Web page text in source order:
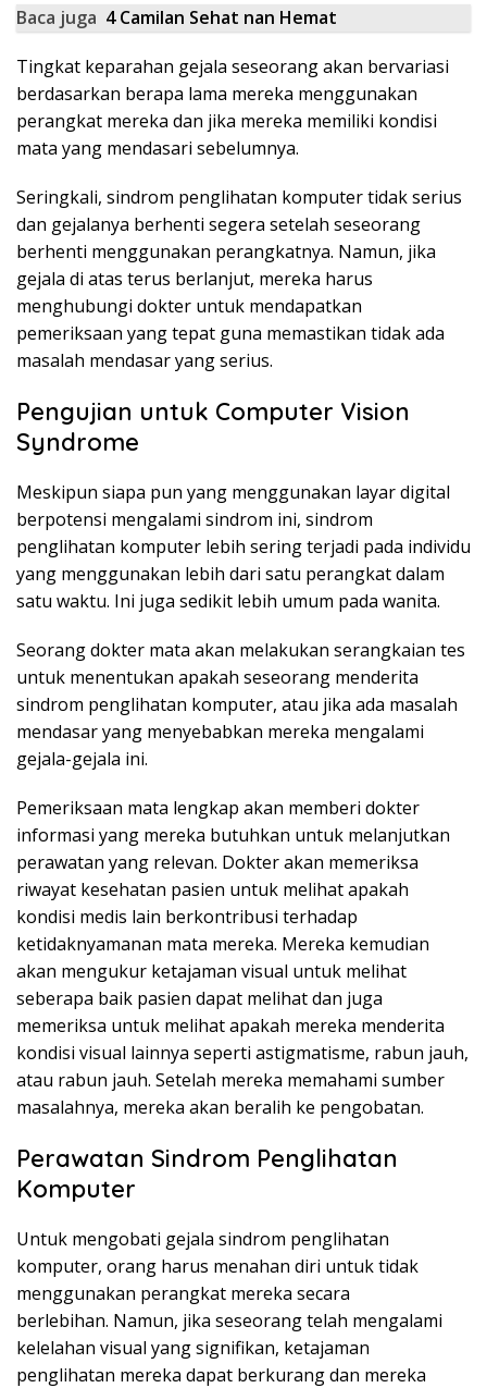
Baca juga 4 Camilan Sehat nan Hemat
Tingkat keparahan gejala seseorang akan bervariasi
berdasarkan berapa lama mereka menggunakan
perangkat mereka dan jika mereka memiliki kondisi
mata yang mendasari sebelumnya.
Seringkali, sindrom penglihatan komputer tidak serius
dan gejalanya berhenti segera setelah seseorang
berhenti menggunakan perangkatnya. Namun, jika
gejala di atas terus berlanjut, mereka harus
menghubungi dokter untuk mendapatkan
pemeriksaan yang tepat guna memastikan tidak ada
masalah mendasar yang serius.
Pengujian untuk Computer Vision
Syndrome
Meskipun siapa pun yang menggunakan layar digital
berpotensi mengalami sindrom ini, sindrom
penglihatan komputer lebih sering terjadi pada individu
yang menggunakan lebih dari satu perangkat dalam
satu waktu. Ini juga sedikit lebih umum pada wanita.
Seorang dokter mata akan melakukan serangkaian tes
untuk menentukan apakah seseorang menderita
sindrom penglihatan komputer, atau jika ada masalah
mendasar yang menyebabkan mereka mengalami
gejala-gejala ini.
Pemeriksaan mata lengkap akan memberi dokter
informasi yang mereka butuhkan untuk melanjutkan
perawatan yang relevan. Dokter akan memeriksa
riwayat kesehatan pasien untuk melihat apakah
kondisi medis lain berkontribusi terhadap
ketidaknyamanan mata mereka. Mereka kemudian
akan mengukur ketajaman visual untuk melihat
seberapa baik pasien dapat melihat dan juga
memeriksa untuk melihat apakah mereka menderita
kondisi visual lainnya seperti astigmatisme, rabun jauh,
atau rabun jauh. Setelah mereka memahami sumber
masalahnya, mereka akan beralih ke pengobatan.
Perawatan Sindrom Penglihatan
Komputer
Untuk mengobati gejala sindrom penglihatan
komputer, orang harus menahan diri untuk tidak
menggunakan perangkat mereka secara
berlebihan. Namun, jika seseorang telah mengalami
kelelahan visual yang signifikan, ketajaman
penglihatan mereka dapat berkurang dan mereka